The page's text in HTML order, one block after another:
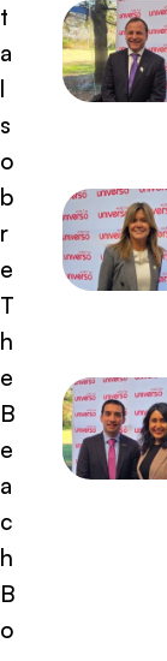
t
a
l
s
o
b
r
e
T
h
e
B
e
a
c
h
B
o